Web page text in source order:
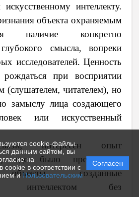
cookie-файлы.
данным сайтом, вы
на
в соответствии с
иПользовательским
Согласен
интеллекту.
объекта охраняемым
наличие конкретно
смысла, вопреки
исследователей. Ценность
при восприятии
(слушателем, читателем), но
замыслу лица создающего
или искусственный
интересен опыт
где было предложено
объекты, созданные
интеллектом без